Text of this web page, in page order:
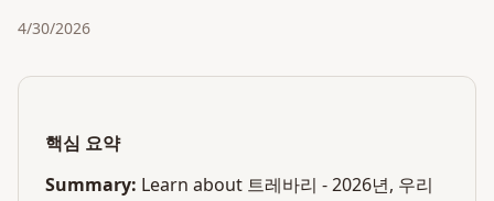
4/30/2026
핵심 요약
Summary: Learn about 트레바리 - 2026년, 우리